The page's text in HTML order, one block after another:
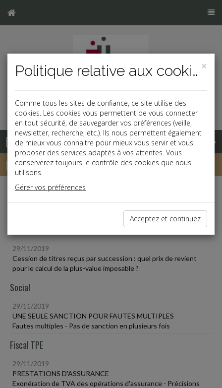
Base documentaire
Dépêches
Liste des dernières dépêches
29/11/2019
Cession de titres reçus par succession : quel prix de revient
pour le calcul de la plus-value imposable ?
Social
29/11/2019
UNE SEULE SANCTION POUR FAUTES MULTIPLES
Fautes multiples - Pas de sanction en plusieurs fois
Fiscal TPE
29/11/2019
PRESTATIONS D'ASSURANCE
Exonération de TVA des opérations d'assurance - Précisions
×
Politique relative aux cookies
Comme tous les sites de confiance, ce site utilise des
cookies. Les cookies vous permettent de vous connecter
en tout sécurité, de sauvegarder vos préférences (veille,
newsletter, recherche, etc.). Ils nous permettent également
de mieux vous connaitre pour mieux vous servir et vous
proposer des services adaptés à vos attentes. Vous
conserverez toujours le contrôle des cookies que nous
utilisons.
Gérer vos préférences
Acceptez et continuez